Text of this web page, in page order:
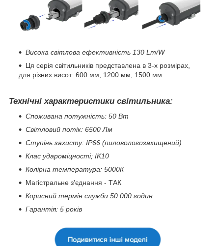
Висока світлова ефективність 130 Lm/W
Ця серія світильників представлена в 3-х розмірах,
для різних висот: 600 мм, 1200 мм, 1500 мм
Технічні характеристики світильника:
Споживана потужність: 50 Вт
Світловий потік: 6500 Лм
Ступінь захисту: IP66 (пиловологозахищений)
Клас удароміцності; IK10
Колірна температура: 5000К
Магістральне з'єднання - ТАК
Корисний термін служби 50 000 годин
Гарантія: 5 років